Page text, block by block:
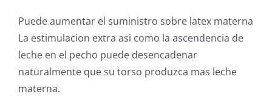
Puede aumentar el suministro sobre latex materna
La estimulacion extra asi como la ascendencia de
leche en el pecho puede desencadenar
naturalmente que su torso produzca mas leche
materna.